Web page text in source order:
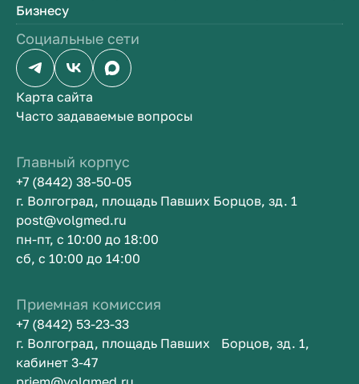
Бизнесу
Социальные сети
Карта сайта
Часто задаваемые вопросы
Главный корпус
+7 (8442) 38-50-05
г. Волгоград, площадь Павших Борцов, зд. 1
post@volgmed.ru
пн-пт, с 10:00 до 18:00
сб, с 10:00 до 14:00
Приемная комиссия
+7 (8442) 53-23-33
г. Волгоград, площадь Павших Борцов, зд. 1,
кабинет 3-47